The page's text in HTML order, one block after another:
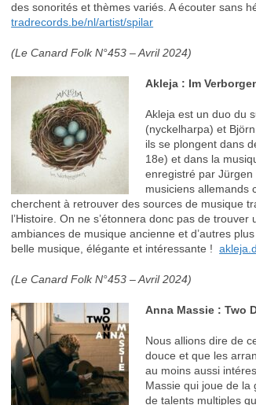
des sonorités et thèmes variés. A écouter sans
tradrecords.be/nl/artist/spilar
(Le Canard Folk N°453 – Avril 2024)
Akleja : Im
Akleja est un duo du
(nyckelharpa) et
ils se plongent dans
18e) et dans la
enregistré par
musiciens allemands
cherchent à retrouver des sources de musique
l’Histoire. On ne s’étonnera donc pas de
ambiances de musique ancienne et d’autres
belle musique, élégante et intéressante !
(Le Canard Folk N°453 – Avril 2024)
Anna Massie : Two
Nous allions dire de
douce et que les
au moins aussi
Massie qui joue de la
de talents multiples